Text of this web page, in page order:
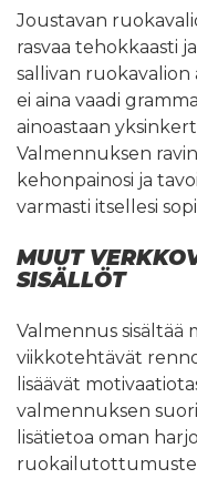
Joustavan
rasvaa tehokkaasti
sallivan
ei aina vaadi
ainoastaan
Valmennuksen
kehonpainosi ja
varmasti itsellesi
MUUT
SISÄLLÖT
Valmennus sisältää
viikkotehtävät
lisäävät
valmennuksen
lisätietoa oman